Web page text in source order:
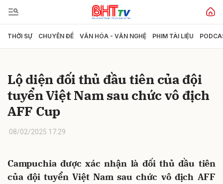
THỜI SỰ CHUYÊN ĐỀ VĂN HÓA - VĂN NGHỆ PHIM TÀI LIỆU
Lộ diện đối thủ đầu tiên của đội
tuyển Việt Nam sau chức vô địch
AFF Cup
08/02/2025 17:29
Campuchia được xác nhận là đối thủ đầu tiên
của đội tuyển Việt Nam sau chức vô địch AFF
Gửi bình luận